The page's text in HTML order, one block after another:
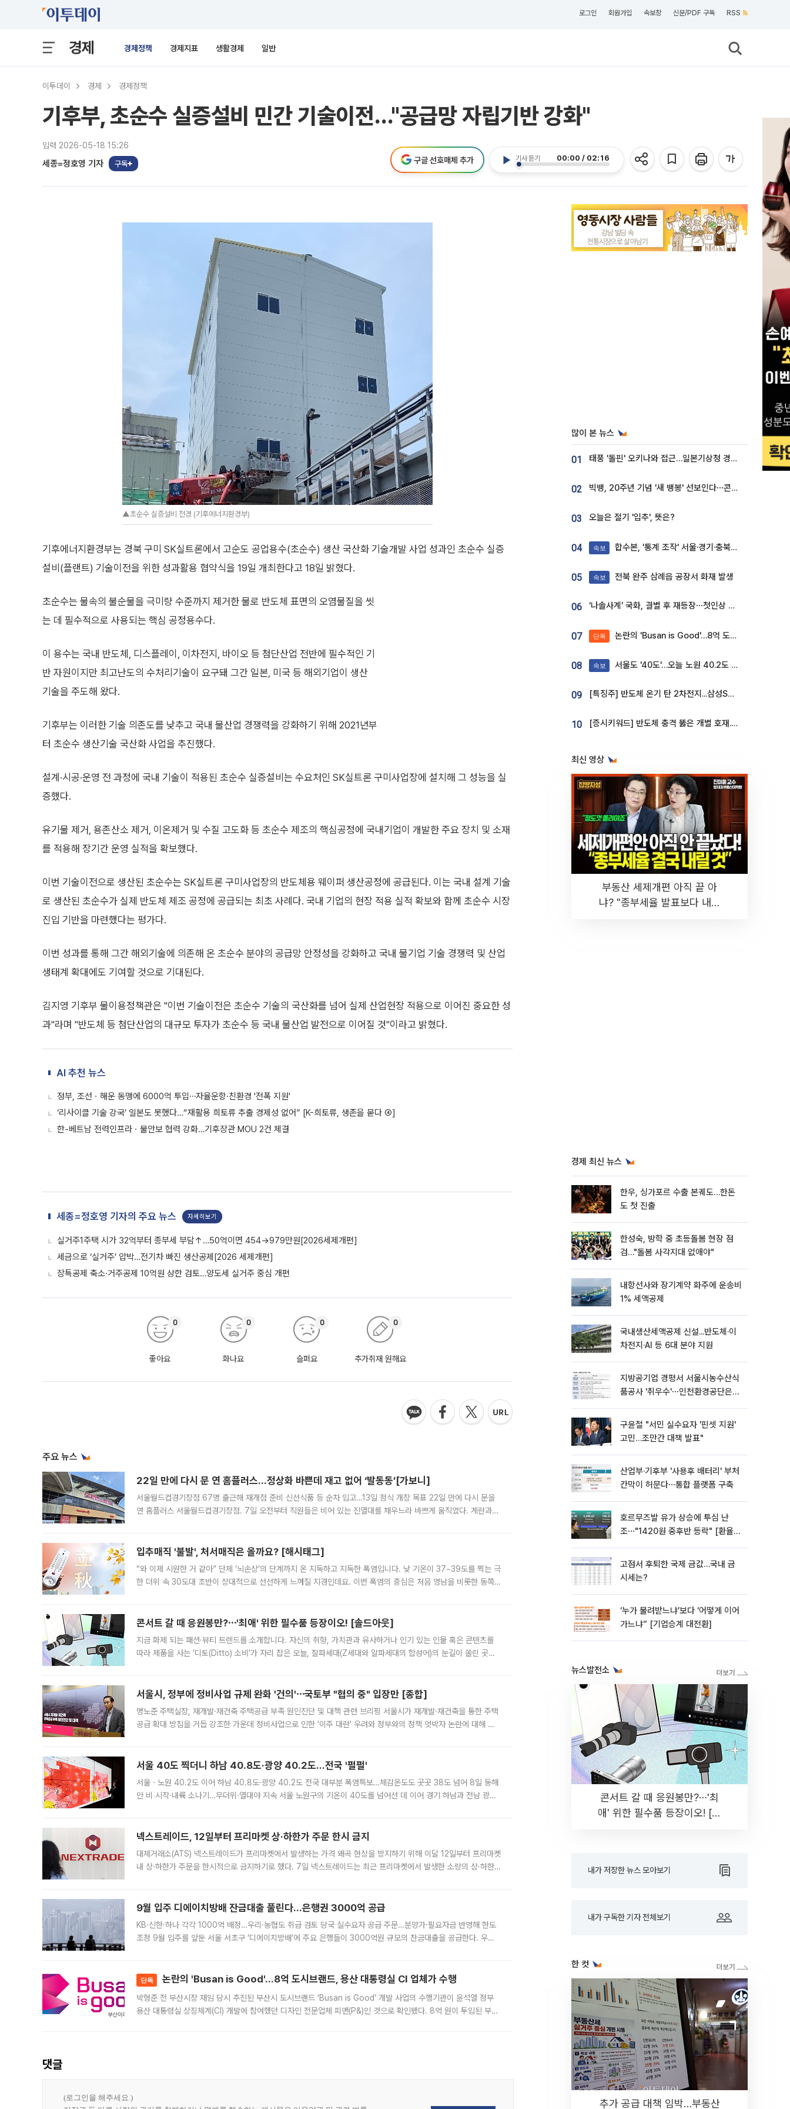
로그인 회원가입 속보창 신문/PDF 구독 RSS
경제 경제정책 경제지표 생활경제 일반
이투데이 경제 경제정책
기후부, 초순수 실증설비 민간 기술이전…"공급망 자립기반 강화"
입력 2026-05-18 15:26
세종=정호영 기자 구독
기사 듣기 00:00 / 02:16
구글 선호매체 추가
▲초순수 실증설비 전경 (기후에너지환경부)
기후에너지환경부는 경북 구미 SK실트론에서 고순도 공업용수(초순수) 생산 국산화 기술개발 사업 성과인 초순수 실증
설비(플랜트) 기술이전을 위한 성과활용 협약식을 19일 개최한다고 18일 밝혔다.
초순수는 물속의 불순물을 극미량 수준까지 제거한 물로 반도체 표면의 오염물질을 씻
는 데 필수적으로 사용되는 핵심 공정용수다.
이 용수는 국내 반도체, 디스플레이, 이차전지, 바이오 등 첨단산업 전반에 필수적인 기
반 자원이지만 최고난도의 수처리기술이 요구돼 그간 일본, 미국 등 해외기업이 생산
기술을 주도해 왔다.
기후부는 이러한 기술 의존도를 낮추고 국내 물산업 경쟁력을 강화하기 위해 2021년부
터 초순수 생산기술 국산화 사업을 추진했다.
설계·시공·운영 전 과정에 국내 기술이 적용된 초순수 실증설비는 수요처인 SK실트론 구미사업장에 설치해 그 성능을 실
증했다.
유기물 제거, 용존산소 제거, 이온제거 및 수질 고도화 등 초순수 제조의 핵심공정에 국내기업이 개발한 주요 장치 및 소재
를 적용해 장기간 운영 실적을 확보했다.
이번 기술이전으로 생산된 초순수는 SK실트론 구미사업장의 반도체용 웨이퍼 생산공정에 공급된다. 이는 국내 설계 기술
로 생산된 초순수가 실제 반도체 제조 공정에 공급되는 최초 사례다. 국내 기업의 현장 적용 실적 확보와 함께 초순수 시장
진입 기반을 마련했다는 평가다.
이번 성과를 통해 그간 해외기술에 의존해 온 초순수 분야의 공급망 안정성을 강화하고 국내 물기업 기술 경쟁력 및 산업
생태계 확대에도 기여할 것으로 기대된다.
김지영 기후부 물이용정책관은 "이번 기술이전은 초순수 기술의 국산화를 넘어 실제 산업현장 적용으로 이어진 중요한 성
과"라며 "반도체 등 첨단산업의 대규모 투자가 초순수 등 국내 물산업 발전으로 이어질 것"이라고 밝혔다.
AI 추천 뉴스
정부, 조선ㆍ해운 동맹에 6000억 투입⋯자율운항·친환경 '전폭 지원'
‘리사이클 기술 강국’ 일본도 못했다…“재활용 희토류 추출 경제성 없어” [K-희토류, 생존을 묻다 ④]
한-베트남 전력인프라ㆍ물안보 협력 강화…기후장관 MOU 2건 체결
세종=정호영 기자의 주요 뉴스 자세히보기
실거주1주택 시가 32억부터 종부세 부담↑…50억이면 454→979만원[2026세제개편]
세금으로 ‘실거주’ 압박…전기차 빠진 생산공제[2026 세제개편]
장특공제 축소·거주공제 10억원 상한 검토…양도세 실거주 중심 개편
좋아요
0
화나요
0
슬퍼요
0
추가취재 원해요
0
주요 뉴스
22일 만에 다시 문 연 홈플러스…정상화 바쁜데 재고 없어 ‘발동동’[가보니]
서울월드컵경기장점 67명 출근해 재개점 준비 신선식품 등 순차 입고…13일 정식 개장 목표 22일 만에 다시 문을
연 홈플러스 서울월드컵경기장점. 7일 오전부터 직원들은 비어 있는 진열대를 채우느라 바쁘게 움직였다. 계란과
입추매직 '불발', 처서매직은 올까요? [해시태그]
“와 이제 시원한 거 같아” 단체 ‘뇌손상’의 단계까지 온 지독하고 지독한 폭염입니다. 낮 기온이 37~39도를 찍는 극
한 더위 속 30도대 초반이 상대적으로 선선하게 느껴질 지경인데요. 이번 폭염의 중심은 처음 영남을 비롯한 동쪽
콘서트 갈 때 응원봉만?⋯'최애' 위한 필수품 등장이오! [솔드아웃]
지금 화제 되는 패션·뷰티 트렌드를 소개합니다. 자신의 취향, 가치관과 유사하거나 인기 있는 인물 혹은 콘텐츠를
따라 제품을 사는 '디토(Ditto) 소비'가 자리 잡은 오늘, 잘파세대(Z세대와 알파세대의 합성어)의 눈길이 쏠린 곳은
서울시, 정부에 정비사업 규제 완화 '건의'⋯국토부 "협의 중" 입장만 [종합]
명노준 주택실장, 재개발·재건축 주택공급 부족 원인진단 및 대책 관련 브리핑 서울시가 재개발·재건축을 통한 주택
공급 확대 방침을 거듭 강조한 가운데 정비사업으로 인한 '이주 대란' 우려와 정부와의 정책 엇박자 논란에 대해 정
서울 40도 찍더니 하남 40.8도·광양 40.2도…전국 '펄펄'
서울ㆍ노원 40.2도 이어 하남 40.8도·광양 40.2도 전국 대부분 폭염특보…체감온도도 곳곳 38도 넘어 8일 동해
안 비 시작·내륙 소나기…무더위·열대야 지속 서울 노원구의 기온이 40도를 넘어선 데 이어 경기 하남과 전남 광양
넥스트레이드, 12일부터 프리마켓 상·하한가 주문 한시 금지
대체거래소(ATS) 넥스트레이드가 프리마켓에서 발생하는 가격 왜곡 현상을 방지하기 위해 이달 12일부터 프리마켓
내 상·하한가 주문을 한시적으로 금지하기로 했다. 7일 넥스트레이드는 최근 프리마켓에서 발생한 소량의 상·하한
9월 입주 디에이치방배 잔금대출 풀린다…은행권 3000억 공급
KB·신한·하나 각각 1000억 배정…우리·농협도 취급 검토 당국 실수요자 공급 주문…분양가·필요자금 반영해 한도
조정 9월 입주를 앞둔 서울 서초구 ‘디에이치방배’에 주요 은행들이 3000억원 규모의 잔금대출을 공급한다. 우리
단독 논란의 'Busan is Good'…8억 도시브랜드, 용산 대통령실 CI 업체가 수행
박형준 전 부산시장 재임 당시 추진된 부산시 도시브랜드 ‘Busan is Good’ 개발 사업의 수행기관이 윤석열 정부
용산 대통령실 상징체계(CI) 개발에 참여했던 디자인 전문업체 피앤(P&)인 것으로 확인됐다. 8억 원이 투입된 부산
댓글
많이 본 뉴스
01 태풍 '돌핀' 오키나와 접근…일본기상청 경로 업데이트
02 빅뱅, 20주년 기념 '새 뱅봉' 선보인다⋯콘서트 앞두고 팝업 개최
03 오늘은 절기 '입추', 뜻은?
04 속보 합수본, '통계 조작' 서울·경기·충북 선관위 등 추가 압수수색
05 속보 전북 완주 삼례읍 공장서 화재 발생
06 ‘나솔사계’ 국화, 결별 후 재등장⋯첫인상 투표 휩쓸고 ‘인기녀’ 등극
07 단독 논란의 'Busan is Good'…8억 도시브랜드, 용산 대통령실 CI 업체가 수행
08 속보 서울도 '40도'…오늘 노원 40.2도 기록
09 [특징주] 반도체 온기 탄 2차전지...삼성SDI, 장 초반 7% 넘게 껑충
10 [증시키워드] 반도체 충격 뚫은 개별 호재...포스코퓨처엠·에코프로·한화솔루션 '눈길'
최신 영상
부동산 세제개편 아직 끝 아
냐? "종부세율 발표보다 내릴
경제 최신 뉴스
한우, 싱가포르 수출 본궤도…한돈
도 첫 진출
한성숙, 방학 중 초등돌봄 현장 점
검…"돌봄 사각지대 없애야"
내항선사와 장기계약 화주에 운송비
1% 세액공제
국내생산세액공제 신설...반도체·이
차전지·AI 등 6대 분야 지원
지방공기업 경평서 서울시농수산식
품공사 '취우수'⋯인천환경공단은
구윤철 "서민 실수요자 '핀셋 지원'
고민…조만간 대책 발표"
산업부·기후부 '사용후 배터리' 부처
칸막이 허문다⋯통합 플랫폼 구축
호르무즈발 유가 상승에 투심 난
조⋯"1420원 중후반 등락" [환율전
고점서 후퇴한 국제 금값…국내 금
시세는?
‘누가 물려받느냐’보다 ‘어떻게 이어
가느냐” [기업승계 대전환]
뉴스발전소
콘서트 갈 때 응원봉만?⋯'최
애' 위한 필수품 등장이오! [솔
내가 저장한 뉴스 모아보기
내가 구독한 기자 전체보기
한 컷
추가 공급 대책 임박…부동산